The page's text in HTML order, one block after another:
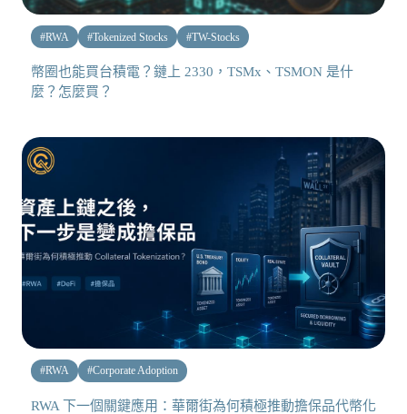
#RWA #Tokenized Stocks #TW-Stocks
幣圈也能買台積電？鏈上 2330，TSMx、TSMON 是什
麼？怎麼買？
#RWA #Corporate Adoption
RWA 下一個關鍵應用：華爾街為何積極推動擔保品代幣化